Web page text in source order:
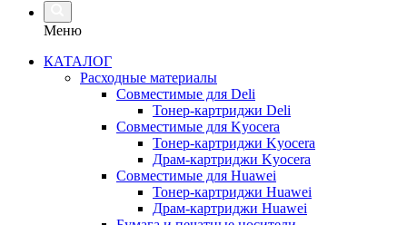
Меню
КАТАЛОГ
Расходные материалы
Совместимые для Deli
Тонер-картриджи Deli
Совместимые для Kyocera
Тонер-картриджи Kyocera
Драм-картриджи Kyocera
Совместимые для Huawei
Тонер-картриджи Huawei
Драм-картриджи Huawei